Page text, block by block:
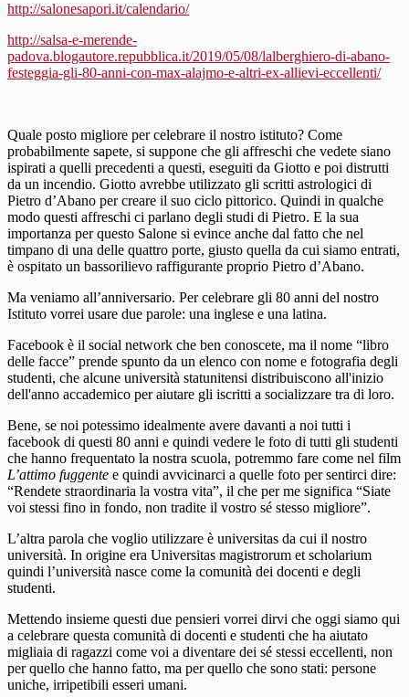
http://salonesapori.it/calendario/
http://salsa-e-merende-
padova.blogautore.repubblica.it/2019/05/08/lalberghiero-di-abano-
festeggia-gli-80-anni-con-max-alajmo-e-altri-ex-allievi-eccellenti/
Quale posto migliore per celebrare il nostro istituto? Come
probabilmente sapete, si suppone che gli affreschi che vedete siano
ispirati a quelli precedenti a questi, eseguiti da Giotto e poi distrutti
da un incendio. Giotto avrebbe utilizzato gli scritti astrologici di
Pietro d’Abano per creare il suo ciclo pittorico. Quindi in qualche
modo questi affreschi ci parlano degli studi di Pietro. E la sua
importanza per questo Salone si evince anche dal fatto che nel
timpano di una delle quattro porte, giusto quella da cui siamo entrati,
è ospitato un bassorilievo raffigurante proprio Pietro d’Abano.
Ma veniamo all’anniversario. Per celebrare gli 80 anni del nostro
Istituto vorrei usare due parole: una inglese e una latina.
Facebook è il social network che ben conoscete, ma il nome “libro
delle facce” prende spunto da un elenco con nome e fotografia degli
studenti, che alcune università statunitensi distribuiscono all'inizio
dell'anno accademico per aiutare gli iscritti a socializzare tra di loro.
Bene, se noi potessimo idealmente avere davanti a noi tutti i
facebook di questi 80 anni e quindi vedere le foto di tutti gli studenti
che hanno frequentato la nostra scuola, potremmo fare come nel film
L’attimo fuggente e quindi avvicinarci a quelle foto per sentirci dire:
“Rendete straordinaria la vostra vita”, il che per me significa “Siate
voi stessi fino in fondo, non tradite il vostro sé stesso migliore”.
L’altra parola che voglio utilizzare è universitas da cui il nostro
università. In origine era Universitas magistrorum et scholarium
quindi l’università nasce come la comunità dei docenti e degli
studenti.
Mettendo insieme questi due pensieri vorrei dirvi che oggi siamo qui
a celebrare questa comunità di docenti e studenti che ha aiutato
migliaia di ragazzi come voi a diventare dei sé stessi eccellenti, non
per quello che hanno fatto, ma per quello che sono stati: persone
uniche, irripetibili esseri umani.